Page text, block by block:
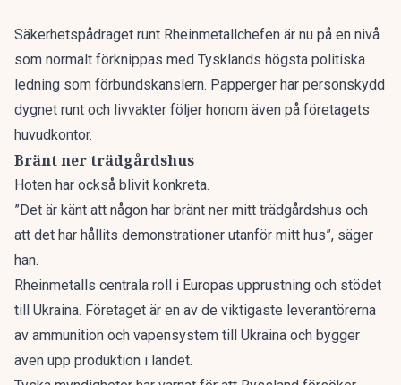
Säkerhetspådraget runt Rheinmetallchefen är nu på en nivå
som normalt förknippas med Tysklands högsta politiska
ledning som förbundskanslern. Papperger har personskydd
dygnet runt och livvakter följer honom även på företagets
huvudkontor.
Bränt ner trädgårdshus
Hoten har också blivit konkreta.
”Det är känt att någon har bränt ner mitt trädgårdshus och
att det har hållits demonstrationer utanför mitt hus”, säger
han.
Rheinmetalls centrala roll i Europas upprustning och stödet
till Ukraina. Företaget är en av de viktigaste leverantörerna
av ammunition och vapensystem till Ukraina och bygger
även upp produktion i landet.